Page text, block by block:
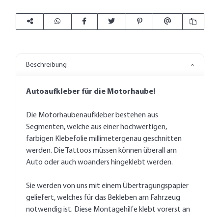
Beschreibung
Autoaufkleber für die Motorhaube!
Die Motorhaubenaufkleber bestehen aus
Segmenten, welche aus einer hochwertigen,
farbigen Klebefolie millimetergenau geschnitten
werden. Die Tattoos müssen können überall am
Auto oder auch woanders hingeklebt werden.
Sie werden von uns mit einem Übertragungspapier
geliefert, welches für das Bekleben am Fahrzeug
notwendig ist. Diese Montagehilfe klebt vorerst an